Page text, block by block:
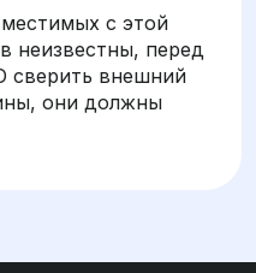
с этой
неизвестны, перед
внешний
они должны